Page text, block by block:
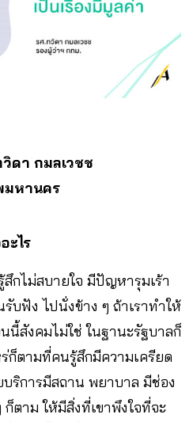
ดา กมลเวชช
มหานคร
ะไร
กไม่สบายใจ มีปัญหารุมเร้า
บฟัง ไปนั่งข้าง ๆ ถ้าเราทำให้
สังคมไม่ใช่ ในฐานะรัฐบาลก็
ก็ตามที่คนรู้สึกมีความเครียด
ริการมีสถาน พยาบาล มีช่อง
ตาม ให้มีสิ่งที่เขาพึงใจที่จะ